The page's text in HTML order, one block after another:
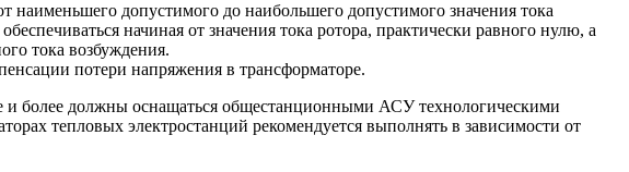
наименьшего допустимого до наибольшего допустимого значения тока
начиная от значения тока ротора, практически равного нулю, а
тока возбуждения.
потери напряжения в трансформаторе.
и более должны оснащаться общестанционными АСУ технологическими
тепловых электростанций рекомендуется выполнять в зависимости от